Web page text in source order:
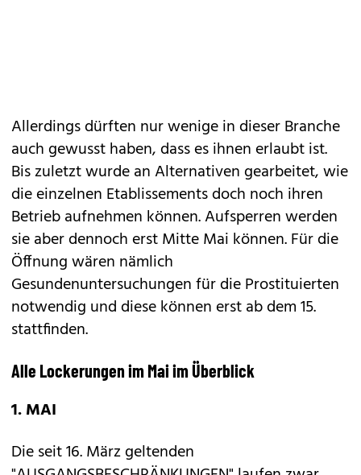
Allerdings dürften nur wenige in dieser Branche
auch gewusst haben, dass es ihnen erlaubt ist.
Bis zuletzt wurde an Alternativen gearbeitet, wie
die einzelnen Etablissements doch noch ihren
Betrieb aufnehmen können. Aufsperren werden
sie aber dennoch erst Mitte Mai können. Für die
Öffnung wären nämlich
Gesundenuntersuchungen für die Prostituierten
notwendig und diese können erst ab dem 15.
stattfinden.
Alle Lockerungen im Mai im Überblick
1. MAI
Die seit 16. März geltenden